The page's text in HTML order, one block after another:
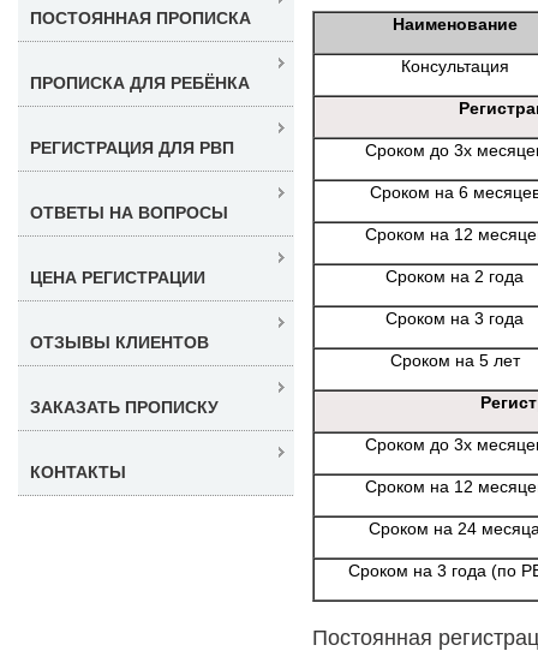
Наименование
Консультация
Сроком до 3х
Сроком на 6
Сроком на 12
Сроком на 2 года
Сроком на 3 года
Сроком на 5 лет
Сроком до 3х
Сроком на 12
Сроком на 24
Сроком на 3 года (по
Постоянная
ПОСТОЯННАЯ ПРОПИСКА
ПРОПИСКА ДЛЯ РЕБЁНКА
РЕГИСТРАЦИЯ ДЛЯ РВП
ОТВЕТЫ НА ВОПРОСЫ
ЦЕНА РЕГИСТРАЦИИ
ОТЗЫВЫ КЛИЕНТОВ
ЗАКАЗАТЬ ПРОПИСКУ
КОНТАКТЫ